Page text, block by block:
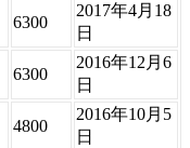
6300
2017年4月18
日
6300
2016年12月6
日
4800
2016年10月5
日